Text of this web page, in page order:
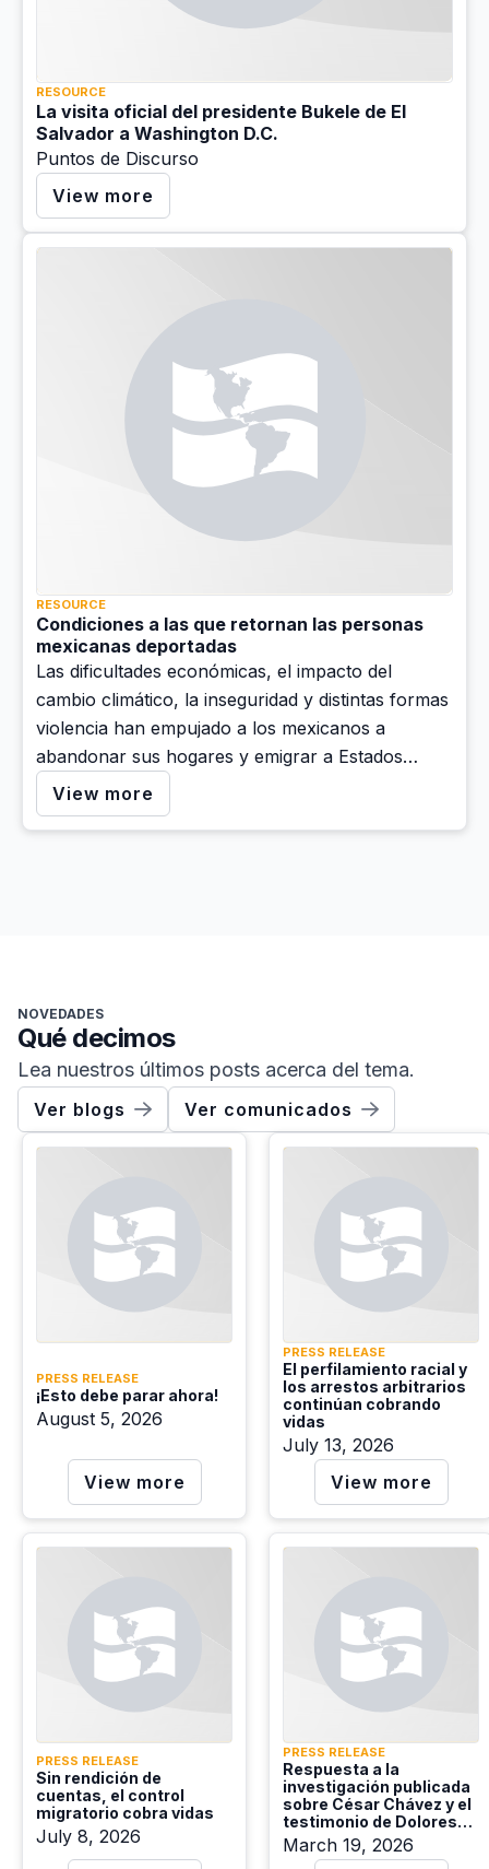
RESOURCE
La visita oficial del presidente Bukele de El
Salvador a Washington D.C.
Puntos de Discurso
View more
RESOURCE
Condiciones a las que retornan las personas
mexicanas deportadas
Las dificultades económicas, el impacto del
cambio climático, la inseguridad y distintas formas
violencia han empujado a los mexicanos a
abandonar sus hogares y emigrar a Estados
Unidos.
View more
NOVEDADES
Qué decimos
Lea nuestros últimos posts acerca del tema.
Ver blogs Ver comunicados
PRESS RELEASE
¡Esto debe parar ahora!
August 5, 2026
View more
PRESS RELEASE
El perfilamiento racial y
los arrestos arbitrarios
continúan cobrando
vidas
July 13, 2026
View more
PRESS RELEASE
Sin rendición de
cuentas, el control
migratorio cobra vidas
July 8, 2026
PRESS RELEASE
Respuesta a la
investigación publicada
sobre César Chávez y el
testimonio de Dolores
Huerta
March 19, 2026